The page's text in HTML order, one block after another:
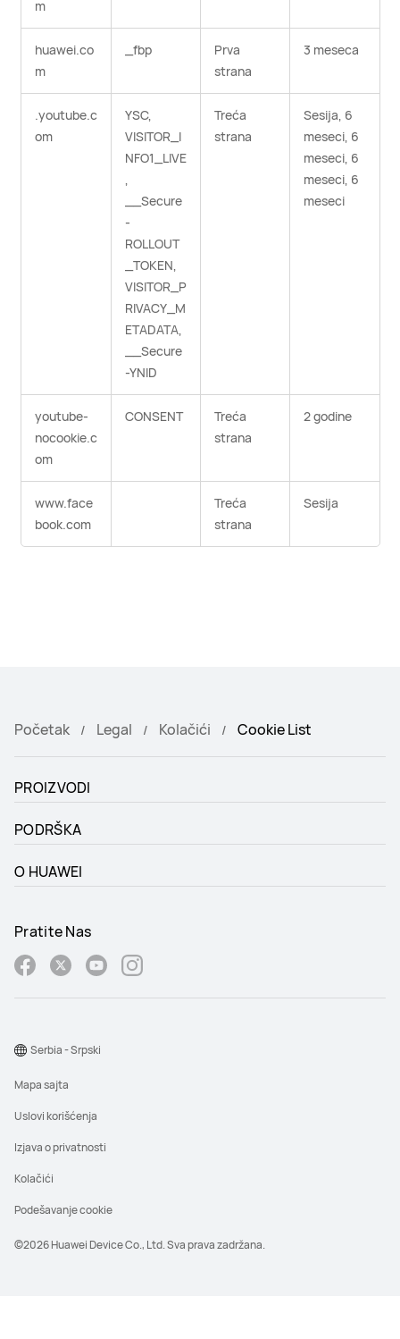
m
huawei.co
m
_fbp
Prva
strana
3 meseca
.youtube.c
om
YSC,
VISITOR_I
NFO1_LIVE
,
__Secure
-
ROLLOUT
_TOKEN,
VISITOR_P
RIVACY_M
ETADATA,
__Secure
-YNID
Treća
strana
Sesija, 6
meseci, 6
meseci, 6
meseci, 6
meseci
youtube-
nocookie.c
om
CONSENT
Treća
strana
2 godine
www.face
book.com
Treća
strana
Sesija
Početak Legal Kolačići Cookie List
PROIZVODI
PODRŠKA
O HUAWEI
Pratite Nas
©2026 Huawei Device Co., Ltd. Sva prava zadržana.
Mapa sajta
Uslovi korišćenja
Izjava o privatnosti
Kolačići
Podešavanje cookie
Serbia - Srpski